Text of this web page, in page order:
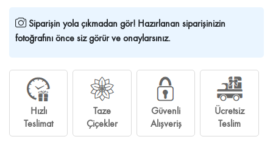
Siparişin yola çıkmadan gör! Hazırlanan siparişinizin
fotoğrafını önce siz görür ve onaylarsınız.
Hızlı
Teslimat
Taze
Çiçekler
Güvenli
Alışveriş
Ücretsiz
Teslim